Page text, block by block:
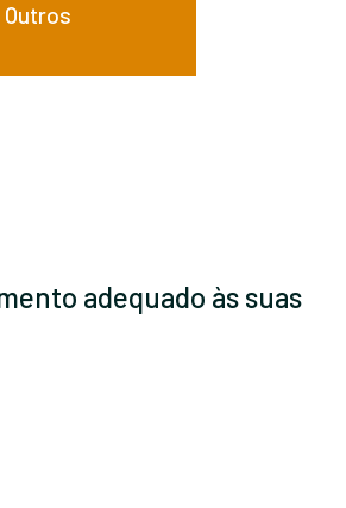
Outros
adequado às suas